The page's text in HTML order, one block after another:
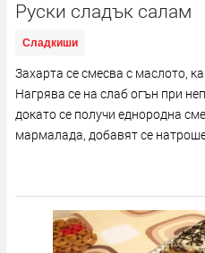
Руски сладък салам
Сладкиши
Захарта се смесва с маслото,
Нагрява се на слаб огън при
докато се получи еднородна
мармалада, добавят се